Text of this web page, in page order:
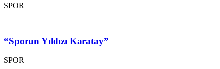
SPOR
“Sporun Yıldızı Karatay”
SPOR